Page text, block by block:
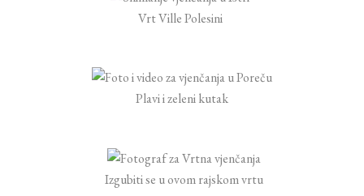
Vrt Ville Polesini
Plavi i zeleni kutak
Izgubiti se u ovom rajskom vrtu